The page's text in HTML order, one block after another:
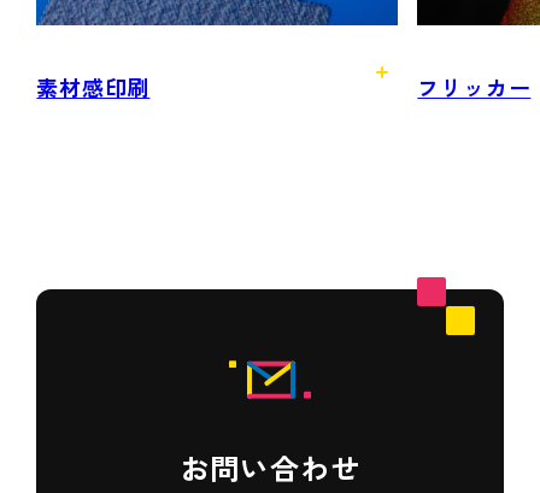
素材感印刷 フリッカー
お問い合わせ